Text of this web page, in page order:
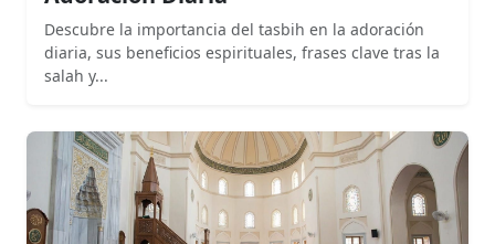
Descubre la importancia del tasbih en la adoración
diaria, sus beneficios espirituales, frases clave tras la
salah y...